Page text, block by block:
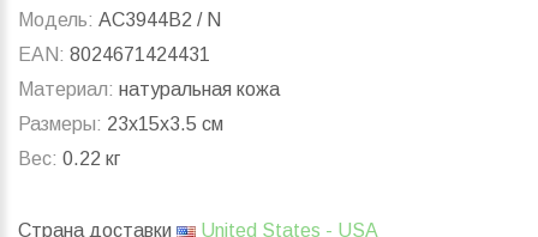
Модель: AC3944B2 / N
EAN: 8024671424431
Материал: натуральная кожа
Размеры: 23x15x3.5 см
Вес: 0.22 кг
Страна доставки United States - USA